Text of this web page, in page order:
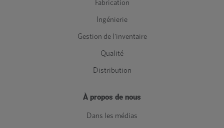
Fabrication
Ingénierie
Gestion de l'inventaire
Qualité
Distribution
À propos de nous
Dans les médias